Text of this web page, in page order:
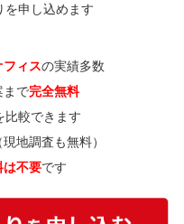
を申し込めます
フィスの実績多数
まで完全無料
比較できます
地調査も無料）
は不要です